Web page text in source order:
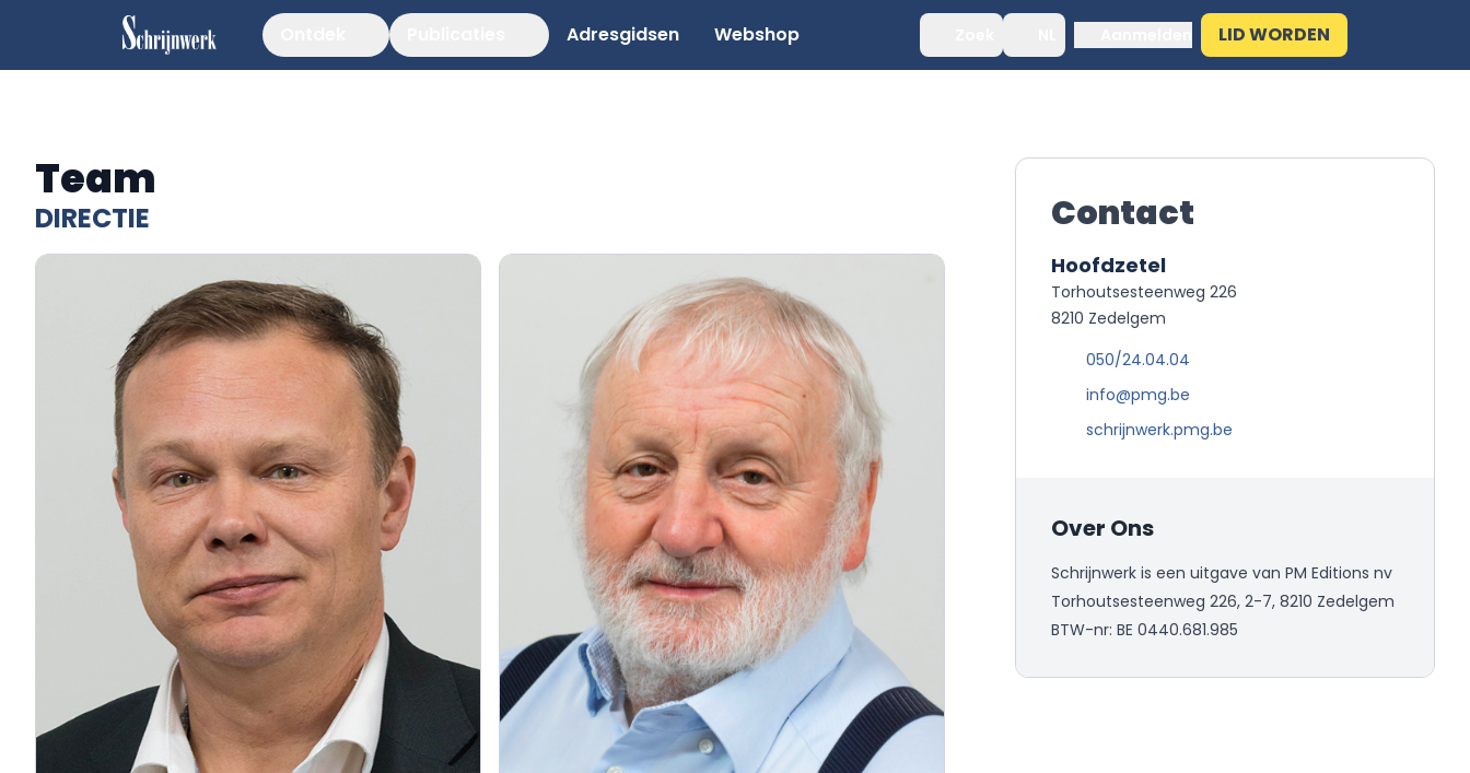
Adresgidsen Webshop LID WORDEN
Team
DIRECTIE Contact
Hoofdzetel
Torhoutsesteenweg 226
8210 Zedelgem
050/24.04.04
info@pmg.be
schrijnwerk.pmg.be
Over Ons
Schrijnwerk is een uitgave van PM Editions nv
Torhoutsesteenweg 226, 2-7, 8210 Zedelgem
BTW-nr: BE 0440.681.985